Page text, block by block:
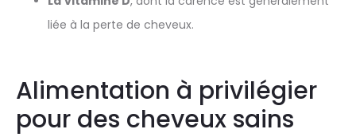
liée à la perte de cheveux.
Alimentation à privilégier
pour des cheveux sains